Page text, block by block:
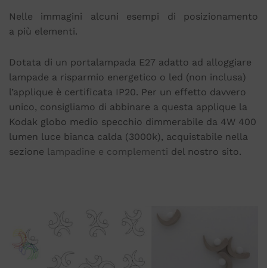
Nelle immagini alcuni esempi di posizionamento
a più elementi.
Dotata di un portalampada E27 adatto ad alloggiare
lampade a risparmio energetico o led (non inclusa)
l’applique è certificata IP20. Per un effetto davvero
unico, consigliamo di abbinare a questa applique la
Kodak globo medio specchio dimmerabile da 4W 400
lumen luce bianca calda (3000k), acquistabile nella
sezione lampadine e complementi del nostro sito.